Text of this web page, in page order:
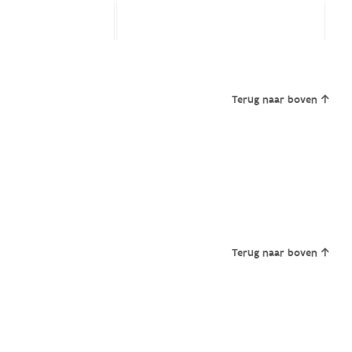
Terug naar boven
Terug naar boven